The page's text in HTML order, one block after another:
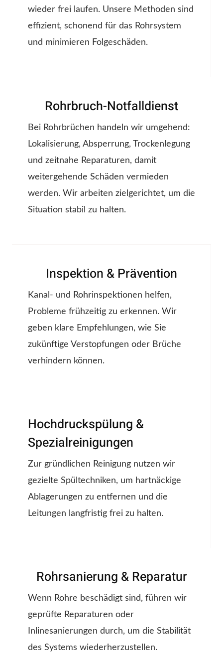
wieder frei laufen. Unsere Methoden sind
effizient, schonend für das Rohrsystem
und minimieren Folgeschäden.
Rohrbruch-Notfalldienst
Bei Rohrbrüchen handeln wir umgehend:
Lokalisierung, Absperrung, Trockenlegung
und zeitnahe Reparaturen, damit
weitergehende Schäden vermieden
werden. Wir arbeiten zielgerichtet, um die
Situation stabil zu halten.
Inspektion & Prävention
Kanal- und Rohrinspektionen helfen,
Probleme frühzeitig zu erkennen. Wir
geben klare Empfehlungen, wie Sie
zukünftige Verstopfungen oder Brüche
verhindern können.
Hochdruckspülung &
Spezialreinigungen
Zur gründlichen Reinigung nutzen wir
gezielte Spültechniken, um hartnäckige
Ablagerungen zu entfernen und die
Leitungen langfristig frei zu halten.
Rohrsanierung & Reparatur
Wenn Rohre beschädigt sind, führen wir
geprüfte Reparaturen oder
Inlinesanierungen durch, um die Stabilität
des Systems wiederherzustellen.